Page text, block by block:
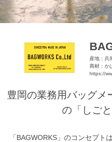
産地：兵
商材：か
https://
豊岡の業務用バッグメ
の「しご
「BAGWORKS」のコンセプト